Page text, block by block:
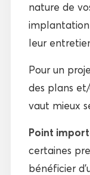
nature de
leur
Pour un
des plans et/
vaut mieux
Point
certaines
bénéficier